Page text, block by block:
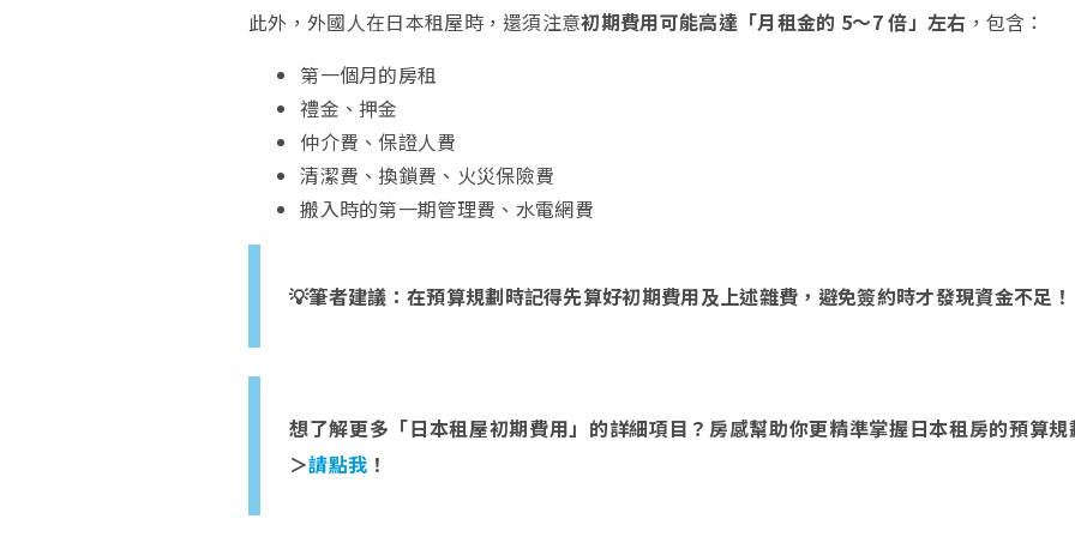
此外，外國人在日本租屋時，還須注意初期費用可能高達「月租金的 5～7 倍」左右 ，包含：
第一個月的房租
禮金、押金
仲介費、保證人費
清潔費、換鎖費、火災保險費
搬入時的第一期管理費、水電網費
💡筆者建議：在預算規劃時記得先算好初期費用及上述雜費，避免簽約時才發現資金不足！
想了解更多「日本租屋初期費用」的詳細項目？房感幫助你更精準掌握日本租房的預算規
＞請點我 ！